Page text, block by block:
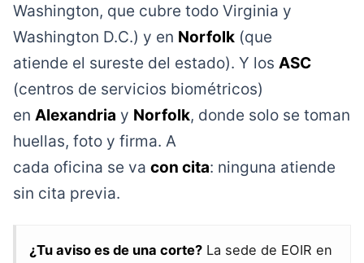
Washington, que cubre todo Virginia y
Washington D.C.) y en Norfolk (que
atiende el sureste del estado). Y los ASC
(centros de servicios biométricos)
en Alexandria y Norfolk, donde solo se toman
huellas, foto y firma. A
cada oficina se va con cita: ninguna atiende
sin cita previa.
¿Tu aviso es de una corte? La sede de EOIR en